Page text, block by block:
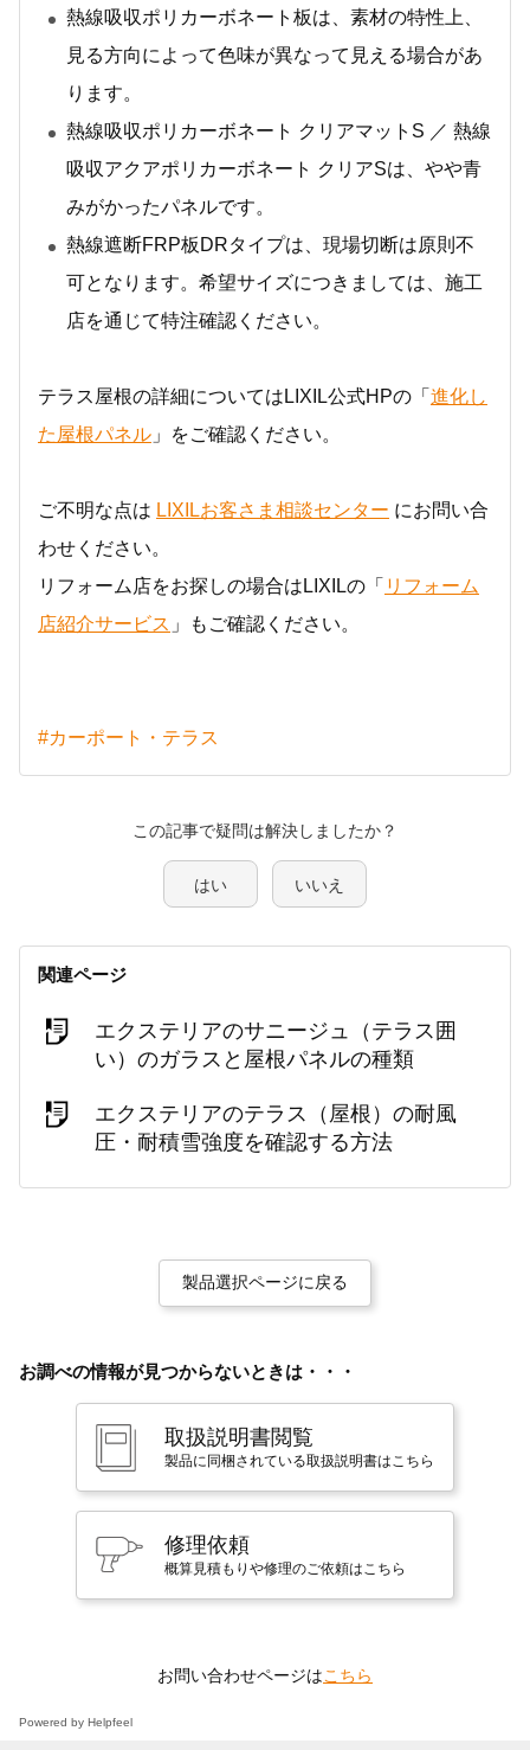
熱線吸収ポリカーボネート板は、素材の特性上、
見る方向によって色味が異なって見える場合があ
ります。
熱線吸収ポリカーボネート クリアマットS ／ 熱線
吸収アクアポリカーボネート クリアSは、やや青
みがかったパネルです。
熱線遮断FRP板DRタイプは、現場切断は原則不
可となります。希望サイズにつきましては、施工
店を通じて特注確認ください。
テラス屋根の詳細についてはLIXIL公式HPの「 進化し
た屋根パネル 」をご確認ください。
ご不明な点は LIXILお客さま相談センター にお問い合
わせください。
リフォーム店をお探しの場合はLIXILの「 リフォーム
店紹介サービス 」もご確認ください。
#カーポート・テラス
この記事で疑問は解決しましたか？
はい いいえ
関連ページ
エクステリアのサニージュ（テラス囲
い）のガラスと屋根パネルの種類
エクステリアのテラス（屋根）の耐風
圧・耐積雪強度を確認する方法
製品選択ページに戻る
お調べの情報が見つからないときは・・・
取扱説明書閲覧
製品に同梱されている取扱説明書はこちら
修理依頼
概算見積もりや修理のご依頼はこちら
お問い合わせページはこちら
Powered by Helpfeel